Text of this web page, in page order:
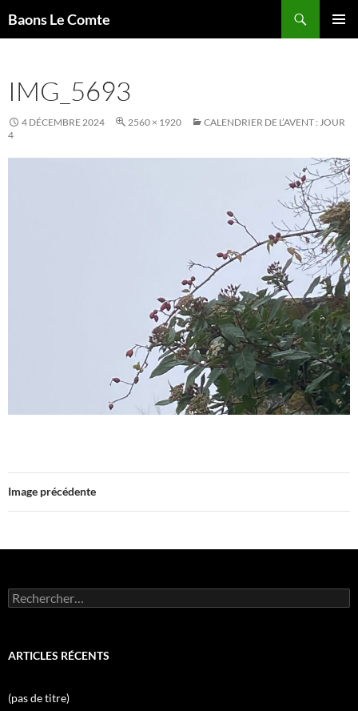
auBaons Le Comte
IMG_5693
4 DÉCEMBRE 2024 2560 × 1920
CALENDRIER DE L’AVENT : JOUR
4
Image précédente
Rechercher :
ARTICLES RÉCENTS
(pas de titre)